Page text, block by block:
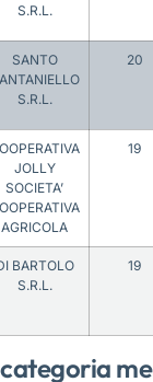
S.R.L.
SANTO
S.R.L.
20
JOLLY
SOCIETA’
AGRICOLA
19
BARTOLO
S.R.L.
19